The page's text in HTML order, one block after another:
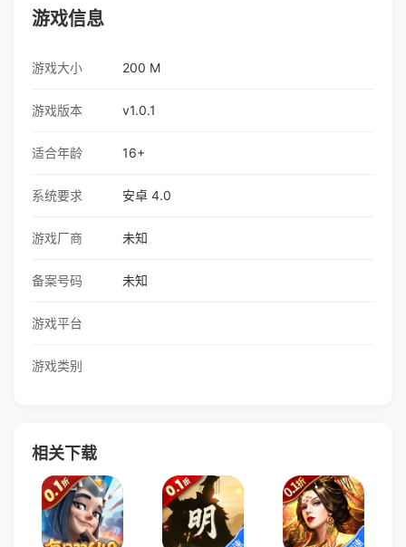
游戏信息
游戏大小 200 M
游戏版本 v1.0.1
适合年龄 16+
系统要求 安卓 4.0
游戏厂商 未知
备案号码 未知
游戏平台
游戏类别
相关下载